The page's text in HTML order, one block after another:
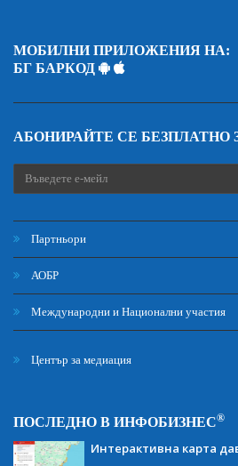
МОБИЛНИ ПРИЛОЖЕНИЯ НА:
БГ БАРКОД
АБОНИРАЙТЕ СЕ
Партньори
АОБР
Международни и Национални участия
Център за медиация
ПОСЛЕДНО В ИНФОБИЗНЕС®
Интерактивна карта